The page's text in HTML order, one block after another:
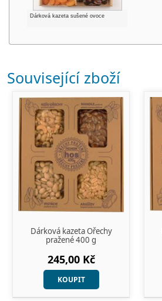
Dárková kazeta sušené ovoce
Související zboží
Dárková kazeta Ořechy
pražené 400 g
245,00 Kč
KOUPIT